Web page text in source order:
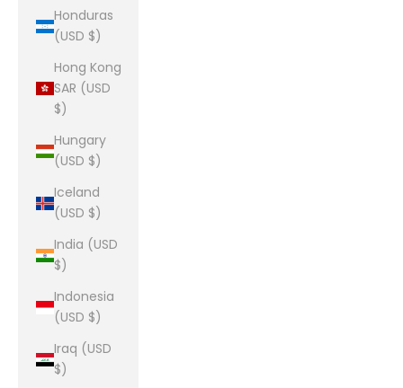
Honduras
(USD $)
Hong Kong
SAR (USD
$)
Hungary
(USD $)
Iceland
(USD $)
India (USD
$)
Indonesia
(USD $)
Iraq (USD
$)